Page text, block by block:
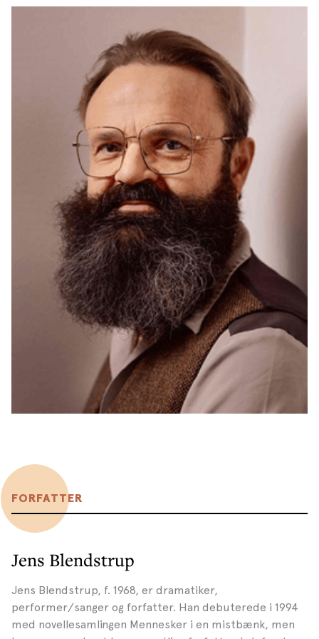
**** – Jon Helt Haarder, Jyllands-Posten
FORFATTER
Jens Blendstrup
Jens Blendstrup, f. 1968, er dramatiker,
performer/sanger og forfatter. Han debuterede i 1994
med novellesamlingen Mennesker i en mistbænk, men